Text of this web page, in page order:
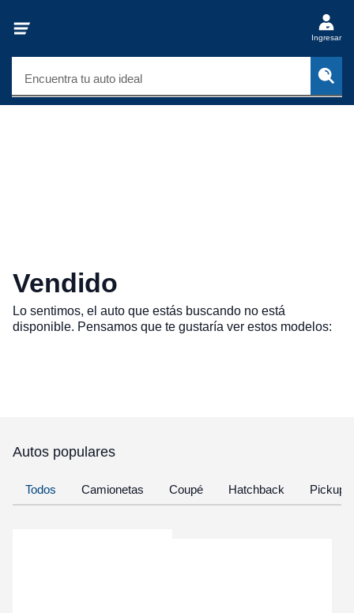
Ingresar
Encuentra tu auto ideal
Vendido
Lo sentimos, el auto que estás buscando no está
disponible. Pensamos que te gustaría ver estos modelos:
Autos populares
Todos Camionetas Coupé Hatchback Pickup